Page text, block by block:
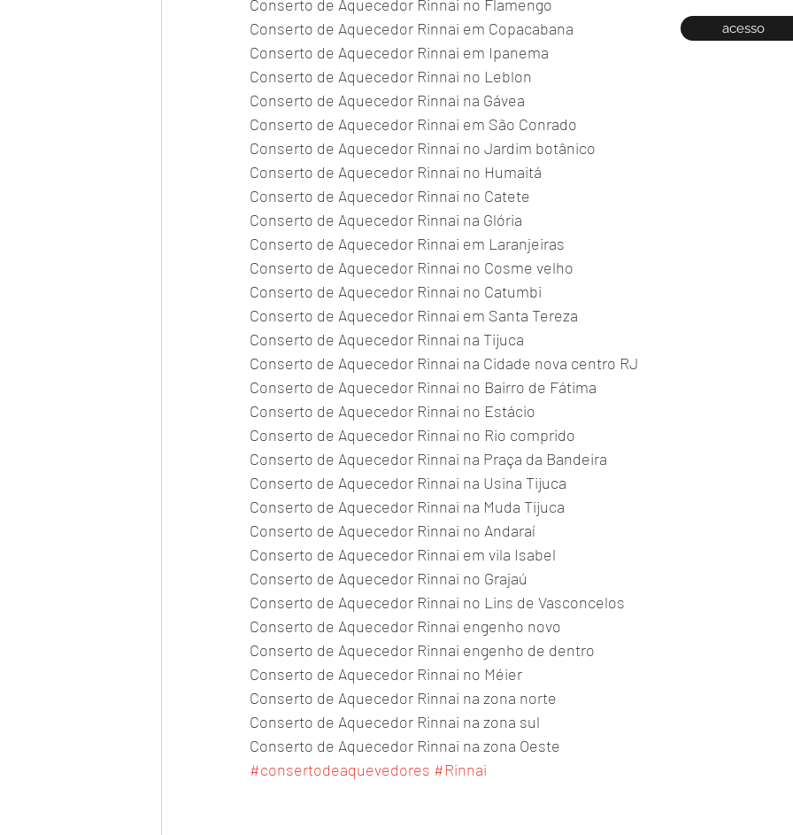
Conserto de Aquecedor Rinnai no Flamengo
Conserto de Aquecedor Rinnai em Copacabana
Conserto de Aquecedor Rinnai em Ipanema
Conserto de Aquecedor Rinnai no Leblon
Conserto de Aquecedor Rinnai na Gávea
Conserto de Aquecedor Rinnai em São Conrado
Conserto de Aquecedor Rinnai no Jardim botânico
Conserto de Aquecedor Rinnai no Humaitá
Conserto de Aquecedor Rinnai no Catete
Conserto de Aquecedor Rinnai na Glória
Conserto de Aquecedor Rinnai em Laranjeiras
Conserto de Aquecedor Rinnai no Cosme velho
Conserto de Aquecedor Rinnai no Catumbi
Conserto de Aquecedor Rinnai em Santa Tereza
Conserto de Aquecedor Rinnai na Tijuca
Conserto de Aquecedor Rinnai na Cidade nova centro RJ
Conserto de Aquecedor Rinnai no Bairro de Fátima
Conserto de Aquecedor Rinnai no Estácio
Conserto de Aquecedor Rinnai no Rio comprido
Conserto de Aquecedor Rinnai na Praça da Bandeira
Conserto de Aquecedor Rinnai na Usina Tijuca
Conserto de Aquecedor Rinnai na Muda Tijuca
Conserto de Aquecedor Rinnai no Andaraí
Conserto de Aquecedor Rinnai em vila Isabel
Conserto de Aquecedor Rinnai no Grajaú
Conserto de Aquecedor Rinnai no Lins de Vasconcelos
Conserto de Aquecedor Rinnai engenho novo
Conserto de Aquecedor Rinnai engenho de dentro
Conserto de Aquecedor Rinnai no Méier
Conserto de Aquecedor Rinnai na zona norte
Conserto de Aquecedor Rinnai na zona sul
Conserto de Aquecedor Rinnai na zona Oeste
#consertodeaquevedores #Rinnai
acesso